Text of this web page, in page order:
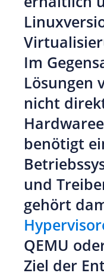
Im
Lösungen
nicht
benötigt
und
gehört
QEMU
Ziel der